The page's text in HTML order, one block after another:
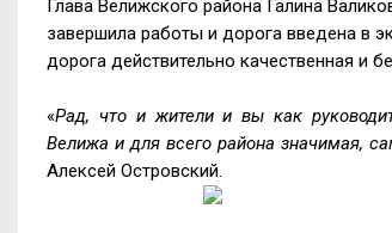
Глава Велижского района Галина
завершила работы и дорога введена в
дорога действительно качественная и
«Рад, что и жители и вы как
Велижа и для всего района значимая,
Алексей Островский.